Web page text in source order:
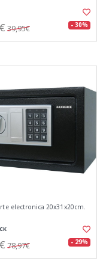
39,95€ - 30%
electronica 20x31x20cm.
78,97€ - 29%